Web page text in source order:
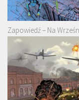
Zapowiedź – Na